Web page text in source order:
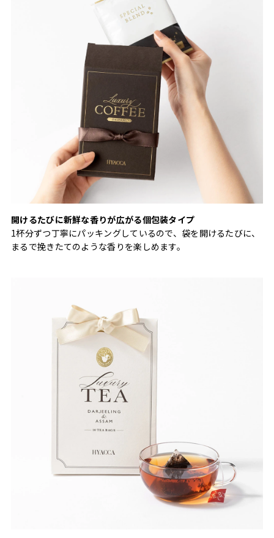
開けるたびに新鮮な香りが広がる個包装タイプ
1杯分ずつ丁寧にパッキングしているので、袋を開けるたびに、
まるで挽きたてのような香りを楽しめます。